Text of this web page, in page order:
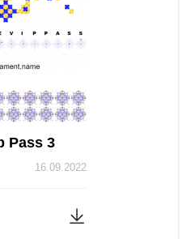
Pass 3
16.09.2022